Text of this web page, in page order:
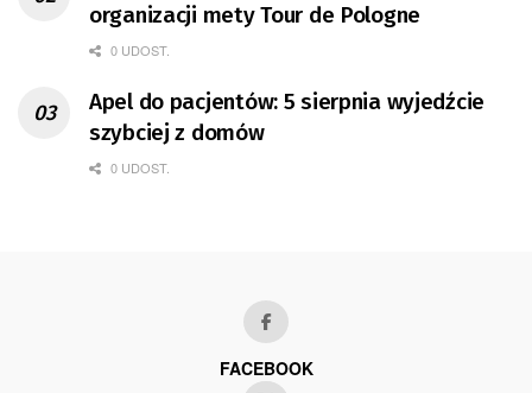
organizacji mety Tour de Pologne
0 UDOST.
Apel do pacjentów: 5 sierpnia wyjedźcie
szybciej z domów
0 UDOST.
FACEBOOK